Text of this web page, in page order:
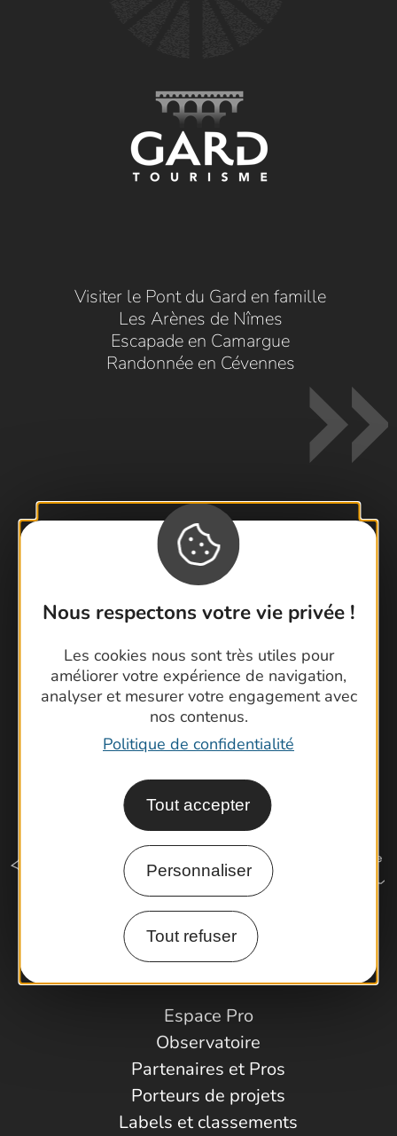
Nous respectons votre vie privée !
Les cookies nous sont très utiles pour
améliorer votre expérience de navigation,
analyser et mesurer votre engagement avec
nos contenus.
Politique de confidentialité
Tout accepter
Personnaliser
Tout refuser
Visiter le Pont du Gard en famille
Les Arènes de Nîmes
Escapade en Camargue
Randonnée en Cévennes
Contactez-nous !
Foire aux questions
Brochures
Cartoguides et Topoguides
Latitude Gard
Comment venir ?
Espace Pro
Observatoire
Partenaires et Pros
Porteurs de projets
Labels et classements